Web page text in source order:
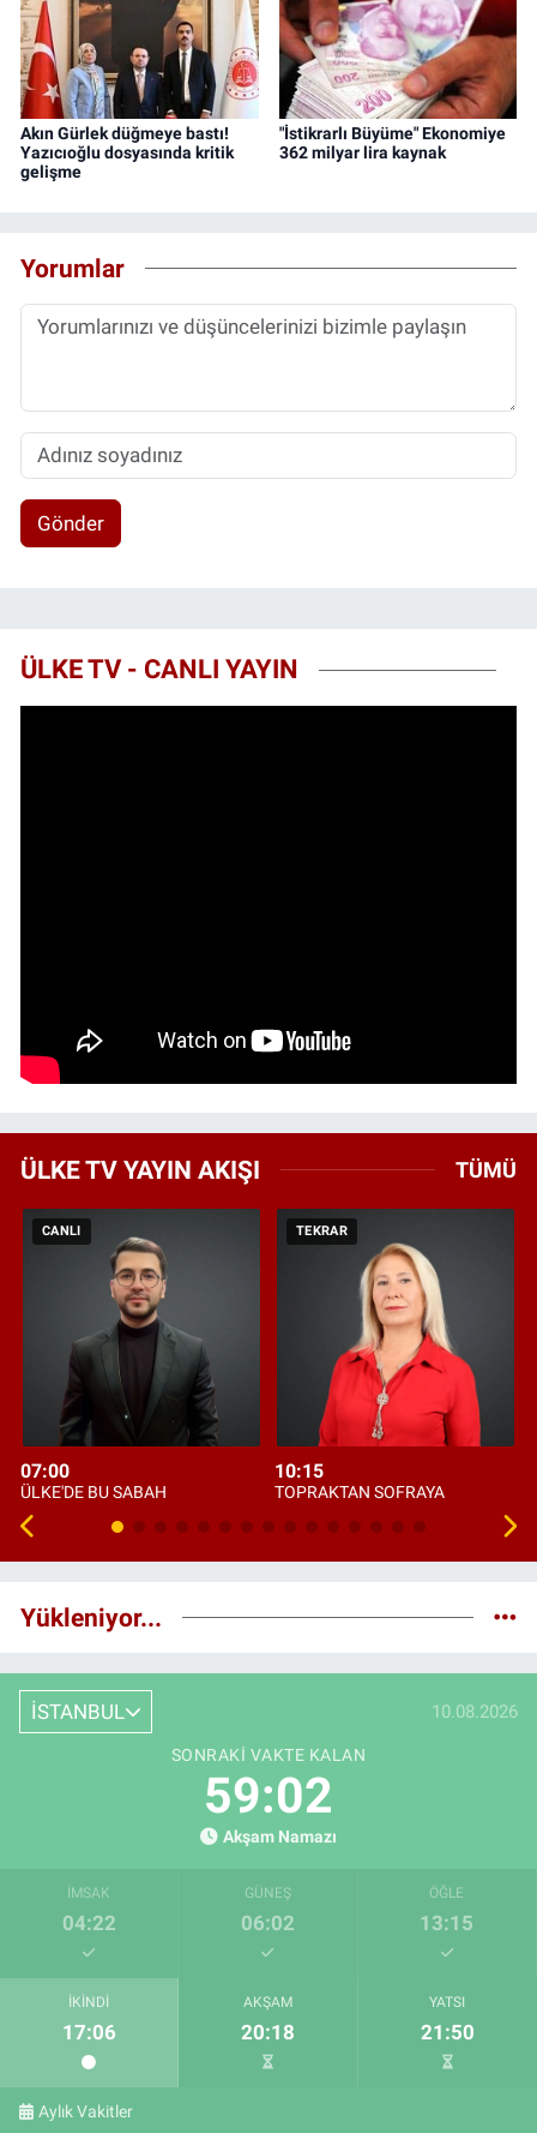
Akın Gürlek düğmeye bastı!
Yazıcıoğlu dosyasında kritik
gelişme
"İstikrarlı Büyüme" Ekonomiye
362 milyar lira kaynak
Yorumlar
Gönder
ÜLKE TV - CANLI YAYIN
ÜLKE TV YAYIN AKIŞI TÜMÜ
CANLI
07:00
ÜLKE'DE BU SABAH
TEKRAR
10:15
TOPRAKTAN SOFRAYA
Yükleniyor...
İSTANBUL 10.08.2026
SONRAKI VAKTE KALAN
59:01
Akşam Namazı
İMSAK
04:22
GÜNEŞ
06:02
ÖĞLE
13:15
İKINDI
17:06
AKŞAM
20:18
YATSI
21:50
Aylık Vakitler